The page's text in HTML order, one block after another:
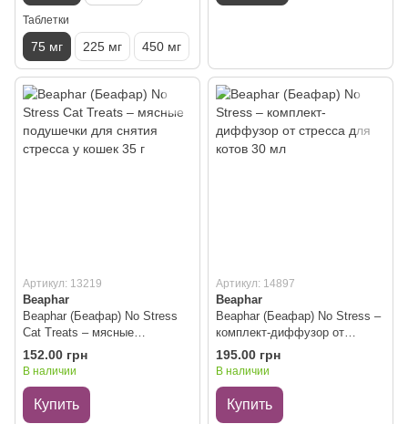
Таблетки
75 мг 225 мг 450 мг
Артикул: 13219
Beaphar
Beaphar (Беафар) No Stress
Cat Treats – мясные
подушечки для снятия
стресса у кошек 35 г
152.00 грн
В наличии
Купить
Артикул: 14897
Beaphar
Beaphar (Беафар) No Stress –
комплект-диффузор от
стресса для котов 30 мл
195.00 грн
В наличии
Купить